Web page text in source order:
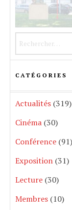
CATÉGORIES
Actualités (319)
Cinéma (30)
Conférence (91)
Exposition (31)
Lecture (30)
Membres (10)